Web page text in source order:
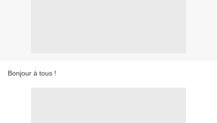
Bonjour à tous !